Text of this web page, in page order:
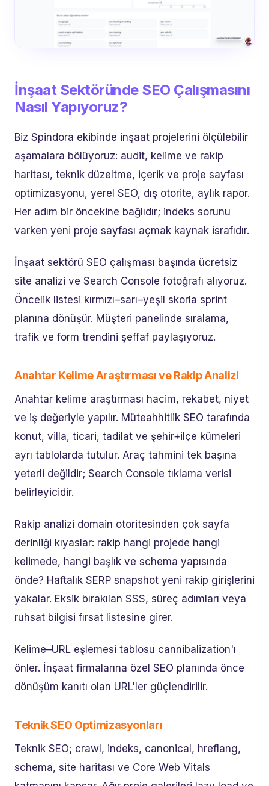
İnşaat Sektöründe SEO Çalışmasını
Nasıl Yapıyoruz?
Biz Spindora ekibinde inşaat projelerini ölçülebilir
aşamalara bölüyoruz: audit, kelime ve rakip
haritası, teknik düzeltme, içerik ve proje sayfası
optimizasyonu, yerel SEO, dış otorite, aylık rapor.
Her adım bir öncekine bağlıdır; indeks sorunu
varken yeni proje sayfası açmak kaynak israfıdır.
İnşaat sektörü SEO çalışması başında ücretsiz
site analizi ve Search Console fotoğrafı alıyoruz.
Öncelik listesi kırmızı–sarı–yeşil skorla sprint
planına dönüşür. Müşteri panelinde sıralama,
trafik ve form trendini şeffaf paylaşıyoruz.
Anahtar Kelime Araştırması ve Rakip Analizi
Anahtar kelime araştırması hacim, rekabet, niyet
ve iş değeriyle yapılır. Müteahhitlik SEO tarafında
konut, villa, ticari, tadilat ve şehir+ilçe kümeleri
ayrı tablolarda tutulur. Araç tahmini tek başına
yeterli değildir; Search Console tıklama verisi
belirleyicidir.
Rakip analizi domain otoritesinden çok sayfa
derinliği kıyaslar: rakip hangi projede hangi
kelimede, hangi başlık ve schema yapısında
önde? Haftalık SERP snapshot yeni rakip girişlerini
yakalar. Eksik bırakılan SSS, süreç adımları veya
ruhsat bilgisi fırsat listesine girer.
Kelime–URL eşlemesi tablosu cannibalization'ı
önler. İnşaat firmalarına özel SEO planında önce
dönüşüm kanıtı olan URL'ler güçlendirilir.
Teknik SEO Optimizasyonları
Teknik SEO; crawl, indeks, canonical, hreflang,
schema, site haritası ve Core Web Vitals